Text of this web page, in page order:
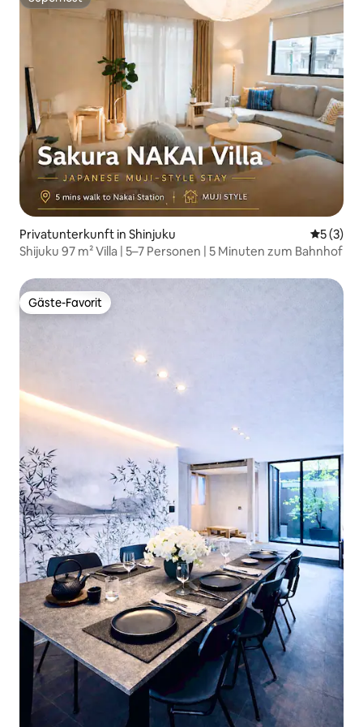
Superhost
Privatunterkunft in Shinjuku
5 (3)
Shijuku 97 m² Villa | 5–7 Personen | 5 Minuten zum Bahnhof
Gäste-Favorit
Gäste-Favorit